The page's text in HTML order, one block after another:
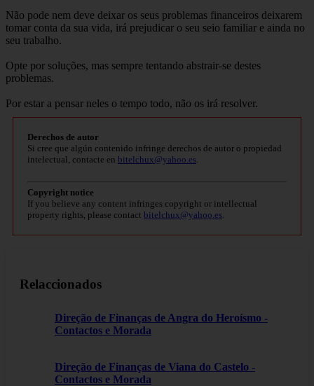
Não pode nem deve deixar os seus problemas financeiros deixarem
tomar conta da sua vida, irá prejudicar o seu seio familiar e ainda no
seu trabalho.
Opte por soluções, mas sempre tentando abstrair-se destes
problemas.
Por estar a pensar neles o tempo todo, não os irá resolver.
Derechos de autor
Si cree que algún contenido infringe derechos de autor o propiedad
intelectual, contacte en bitelchux@yahoo.es.
Copyright notice
If you believe any content infringes copyright or intellectual
property rights, please contact bitelchux@yahoo.es.
Relaccionados
Direção de Finanças de Angra do Heroísmo -
Contactos e Morada
Direção de Finanças de Viana do Castelo -
Contactos e Morada